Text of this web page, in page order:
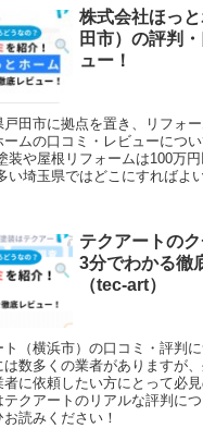
株式会社ほっ
田市）の評判
ュー！
田市に拠点を置き、リフォ
ムの口コミ・レビューにつ
装や屋根リフォームは100万
い埼玉県ではどこにすればよ
テクアートの
3分でわかる徹
（tec-art）
（横浜市）の口コミ・評判
は数多くの業者がありますが
に依頼したい方にとって必
クアートのリアルな評判に
読みください！